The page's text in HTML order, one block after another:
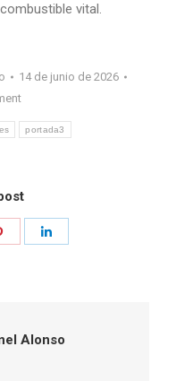
vital.
14 de junio de 2026
portada3
Alonso